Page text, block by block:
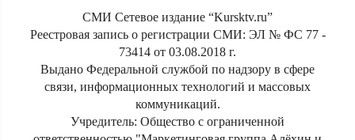
СМИ Сетевое издание “Kursktv.ru”
Реестровая запись о регистрации СМИ: ЭЛ № ФС 77 -
73414 от 03.08.2018 г.
Выдано Федеральной службой по надзору в сфере
связи, информационных технологий и массовых
коммуникаций.
Учредитель: Общество с ограниченной